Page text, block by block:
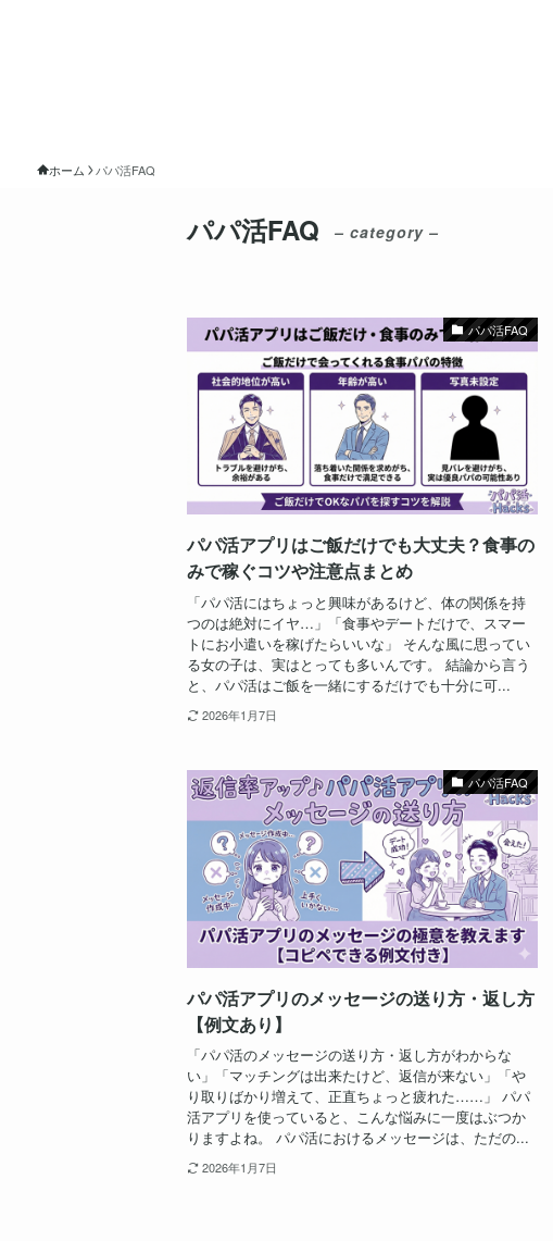
ホーム パパ活FAQ
パパ活FAQ – category –
パパ活FAQ
パパ活アプリはご飯だけでも大丈夫？食事の
みで稼ぐコツや注意点まとめ
「パパ活にはちょっと興味があるけど、体の関係を持
つのは絶対にイヤ…」「食事やデートだけで、スマー
トにお小遣いを稼げたらいいな」 そんな風に思ってい
る女の子は、実はとっても多いんです。 結論から言う
と、パパ活はご飯を一緒にするだけでも十分に可...
2026年1月7日
パパ活FAQ
パパ活アプリのメッセージの送り方・返し方
【例文あり】
「パパ活のメッセージの送り方・返し方がわからな
い」「マッチングは出来たけど、返信が来ない」「や
り取りばかり増えて、正直ちょっと疲れた……」 パパ
活アプリを使っていると、こんな悩みに一度はぶつか
りますよね。 パパ活におけるメッセージは、ただの...
2026年1月7日